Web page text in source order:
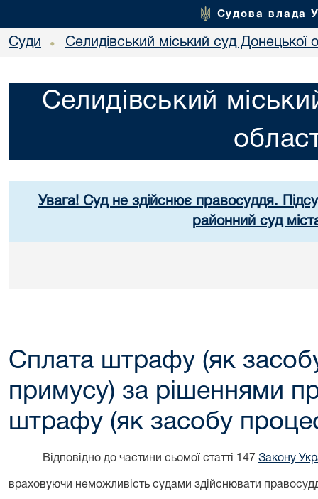
Судова влада
Суди • Селидівський міський суд Донецької
Селидівський
Увага! Суд не здійснює правосуддя.
районний суд
Сплата штрафу (як
примусу) за рішеннями
штрафу (як засобу
Відповідно до частини сьомої статті 147 Закону
враховуючи неможливість судами здійснювати